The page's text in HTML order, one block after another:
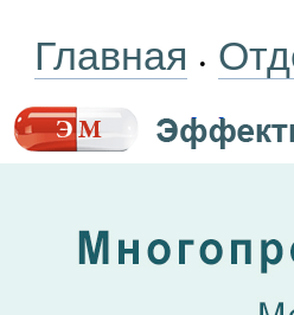
Главная •